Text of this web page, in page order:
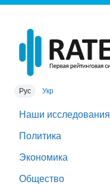
Рус Укр
Наши исследования
Политика
Экономика
Общество